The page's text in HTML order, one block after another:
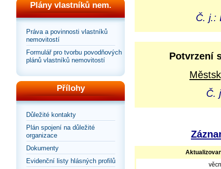
Plány vlastníků nem.
Práva a povinnosti vlastníků
nemovitostí
Formulář pro tvorbu povodňových
plánů vlastníků nemovitostí
Přílohy
Důležité kontakty
Plán spojení na důležité
organizace
Dokumenty
Evidenční listy hlásných profilů
Č. j.:
Potvrzení
Č.